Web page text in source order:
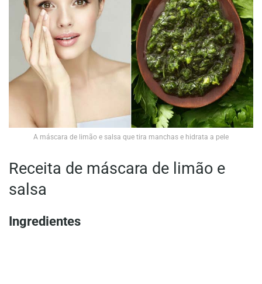
A máscara de limão e salsa que tira manchas e hidrata a pele
Receita de máscara de limão e
salsa
Ingredientes